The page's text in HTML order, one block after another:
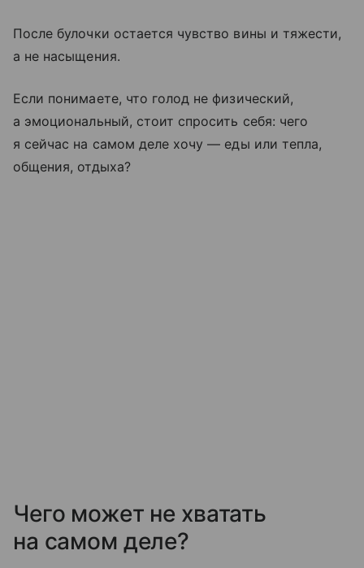
После булочки остается чувство вины и тяжести,
а не насыщения.
Если понимаете, что голод не физический,
а эмоциональный, стоит спросить себя: чего
я сейчас на самом деле хочу — еды или тепла,
общения, отдыха?
Чего может не хватать
на самом деле?